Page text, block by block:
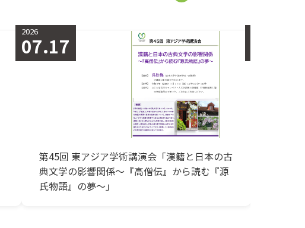
2026
07.16～17
「山口大学 教職大学院オープンクラス
2026」大学院の授業を見学しよう！